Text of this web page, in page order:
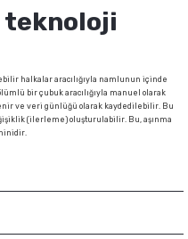
teknoloji
halkalar aracılığıyla namlunun içinde
bir çubuk aracılığıyla manuel olarak
ve veri günlüğü olarak kaydedilebilir. Bu
(ilerleme) oluşturulabilir. Bu, aşınma